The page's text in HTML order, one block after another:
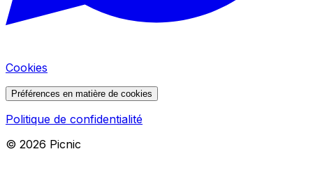
Cookies
Préférences en matière de cookies
Politique de confidentialité
© 2026 Picnic